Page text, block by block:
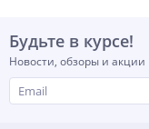
Будьте в курсе!
Новости, обзоры и акции